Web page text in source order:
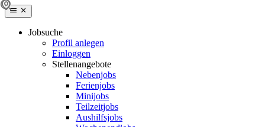
Jobsuche
Profil anlegen
Einloggen
Stellenangebote
Nebenjobs
Ferienjobs
Minijobs
Teilzeitjobs
Aushilfsjobs